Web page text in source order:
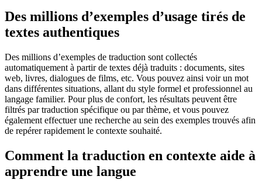
Des millions d’exemples d’usage tirés de
textes authentiques
Des millions d’exemples de traduction sont collectés
automatiquement à partir de textes déjà traduits : documents, sites
web, livres, dialogues de films, etc. Vous pouvez ainsi voir un mot
dans différentes situations, allant du style formel et professionnel au
langage familier. Pour plus de confort, les résultats peuvent être
filtrés par traduction spécifique ou par thème, et vous pouvez
également effectuer une recherche au sein des exemples trouvés afin
de repérer rapidement le contexte souhaité.
Comment la traduction en contexte aide à
apprendre une langue